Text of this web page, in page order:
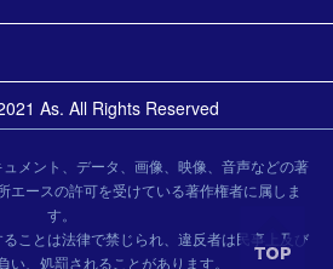
As. All Rights Reserved
メント、データ、画像、映像、音声などの著
エースの許可を受けている著作権者に属しま
す。
ことは法律で禁じられ、違反者は民事上及び
い、処罰されることがあります。